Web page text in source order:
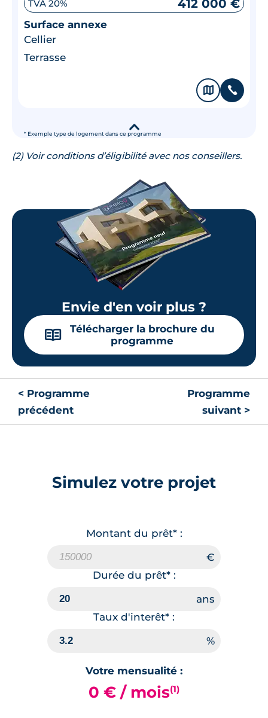
* Exemple type de logement dans ce programme
TVA 20% 412 000 €
Surface annexe
Cellier
Terrasse
🗞 📞
▾
(2) Voir conditions d’éligibilité avec nos conseillers.
Envie d'en voir plus ?
📖
Télécharger la brochure du
programme
< Programme
précédent
Programme
suivant >
Simulez votre projet
Montant du prêt* :
Durée du prêt* :
Taux d'interêt* :
Votre mensualité :
0 € / mois(1)